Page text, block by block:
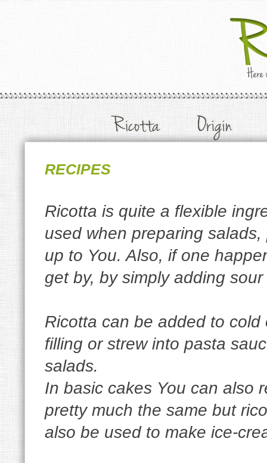
RECIPES
Ricotta is quite a flexible
used when preparing
up to You. Also, if one
get by, by simply adding
Ricotta can be added to
filling or strew into pasta
salads.
In basic cakes You can also
pretty much the same but
also be used to make ice-